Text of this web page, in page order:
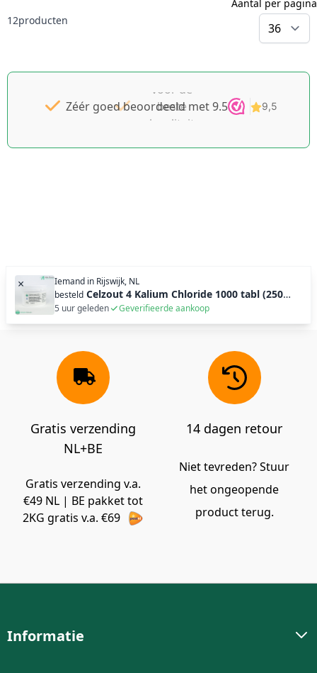
12producten
Aantal per pagina
verzending
v.a. €49 NL
| BE
pakket tot
goedkoopste
voor de
beste
kwaliteit
Zéér goed beoordeeld met 9.5
× Iemand in Rijswijk, NL
besteld Celzout 4 Kalium Chloride 1000 tabl (250g)
5 uur geleden Geverifieerde aankoop
Gratis verzending
NL+BE
Gratis verzending v.a.
€49 NL | BE pakket tot
2KG gratis v.a. €69
14 dagen retour
Niet tevreden? Stuur
het ongeopende
product terug.
Informatie